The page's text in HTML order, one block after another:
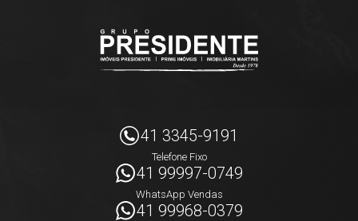
41 3345-9191
Telefone Fixo
41 99997-0749
WhatsApp Vendas
41 99968-0379